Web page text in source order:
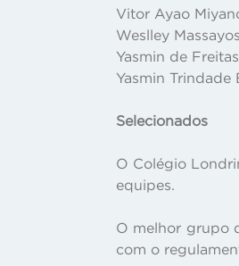
Vitor Ayao
Weslley
Yasmin de
Yasmin Trindade
Selecionados
O Colégio
equipes.
O melhor grupo
com o